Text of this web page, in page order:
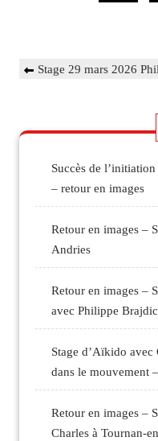
de
Previous
Stage 29 mars 2026
Succès de
– retour en images
Retour en images –
Andries
Retour en images –
avec Philippe
Stage d’Aïkido
dans le mouvement
Retour en images –
Charles à Tournan-